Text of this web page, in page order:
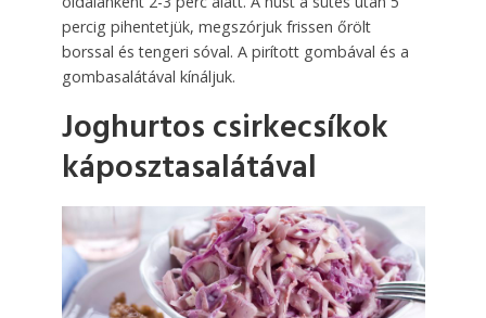
percig pihentetjük, megszórjuk frissen őrölt
borssal és tengeri sóval. A pirított gombával és a
gombasalátával kínáljuk.
Joghurtos csirkecsíkok
káposztasalátával